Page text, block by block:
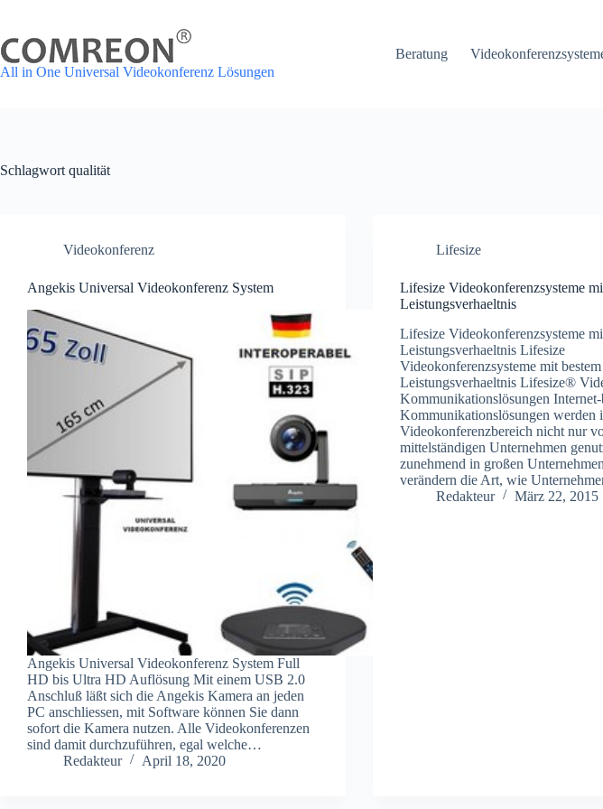
springen
All in One Universal Videokonferenz Lösungen
Beratung
Schlagwort qualität
Videokonferenz
Angekis Universal Videokonferenz System
Angekis Universal Videokonferenz System Full
HD bis Ultra HD Auflösung Mit einem USB 2.0
Anschluß läßt sich die Angekis Kamera an jeden
PC anschliessen, mit Software können Sie dann
sofort die Kamera nutzen. Alle Videokonferenzen
sind damit durchzuführen, egal welche…
Redakteur
April 18, 2020
Lifesize
Lifesize Videokonferenzsysteme
Leistungsverhaeltnis
Lifesize Videokonferenzsysteme
Leistungsverhaeltnis Lifesize
Videokonferenzsysteme mit
Leistungsverhaeltnis Lifesize®
Kommunikationslösungen Internet-
Kommunikationslösungen werden
Videokonferenzbereich nicht nur
mittelständigen Unternehmen
zunehmend in großen
verändern die Art, wie
Redakteur
März 22, 2015